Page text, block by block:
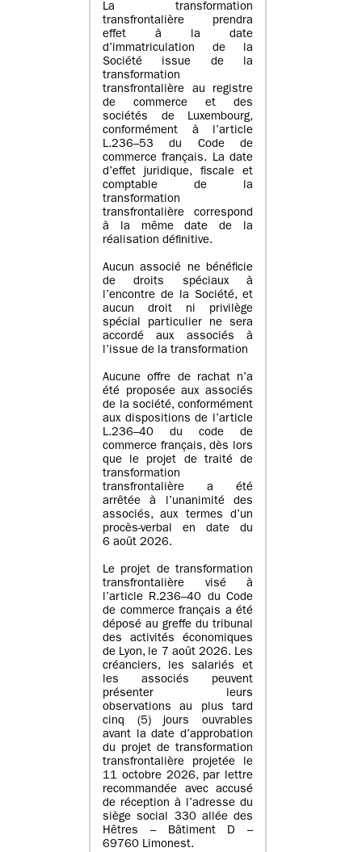
La transformation
transfrontalière prendra
effet à la date
d’immatriculation de la
Société issue de la
transformation
transfrontalière au registre
de commerce et des
sociétés de Luxembourg,
conformément à l’article
L.236–53 du Code de
commerce français. La date
d’effet juridique, fiscale et
comptable de la
transformation
transfrontalière correspond
à la même date de la
réalisation définitive.
Aucun associé ne bénéficie
de droits spéciaux à
l’encontre de la Société, et
aucun droit ni privilège
spécial particulier ne sera
accordé aux associés à
l’issue de la transformation
Aucune offre de rachat n’a
été proposée aux associés
de la société, conformément
aux dispositions de l’article
L.236–40 du code de
commerce français, dès lors
que le projet de traité de
transformation
transfrontalière a été
arrêtée à l’unanimité des
associés, aux termes d’un
procès-verbal en date du
6 août 2026.
Le projet de transformation
transfrontalière visé à
l’article R.236–40 du Code
de commerce français a été
déposé au greffe du tribunal
des activités économiques
de Lyon, le 7 août 2026. Les
créanciers, les salariés et
les associés peuvent
présenter leurs
observations au plus tard
cinq (5) jours ouvrables
avant la date d’approbation
du projet de transformation
transfrontalière projetée le
11 octobre 2026, par lettre
recommandée avec accusé
de réception à l’adresse du
siège social 330 allée des
Hêtres – Bâtiment D –
69760 Limonest.